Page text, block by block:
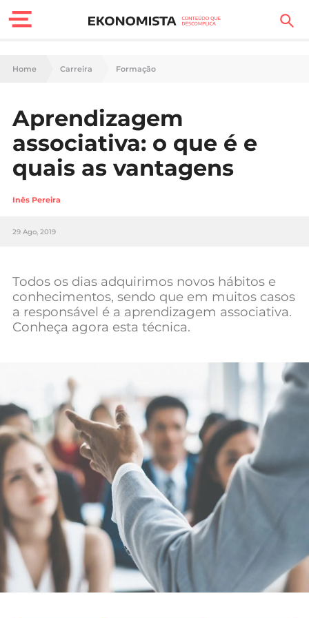
Finanças Pessoais
Carreira
Casa
Lifestyle
Sociedade
Negócios
Mundial 2026
Home Carreira Formação
Aprendizagem
associativa: o que é e
quais as vantagens
Inês Pereira
29 Ago, 2019
Todos os dias adquirimos novos hábitos e
conhecimentos, sendo que em muitos casos
a responsável é a aprendizagem associativa.
Conheça agora esta técnica.